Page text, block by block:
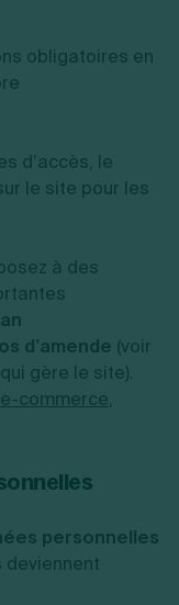
obligatoires en
d’accès, le
le site pour les
à des
d’amende (voir
gère le site).
commerce,
personnelles
deviennent